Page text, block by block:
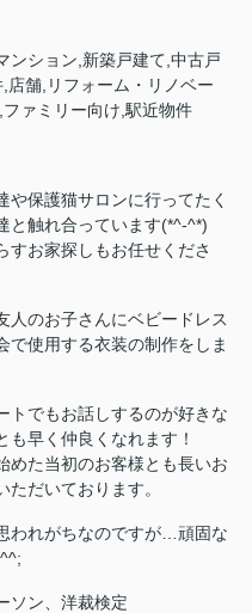
ンション,新築戸建て,中古戸
店舗,リフォーム・リノベー
ァミリー向け,駅近物件
や保護猫サロンに行ってたく
と触れ合っています(*^-^*)
すお家探しもお任せくださ
人のお子さんにベビードレス
で使用する衣装の制作をしま
トでもお話しするのが好きな
も早く仲良くなれます！
めた当初のお客様とも長いお
だいております。
われがちなのですが…頑固な
ソン、洋裁検定